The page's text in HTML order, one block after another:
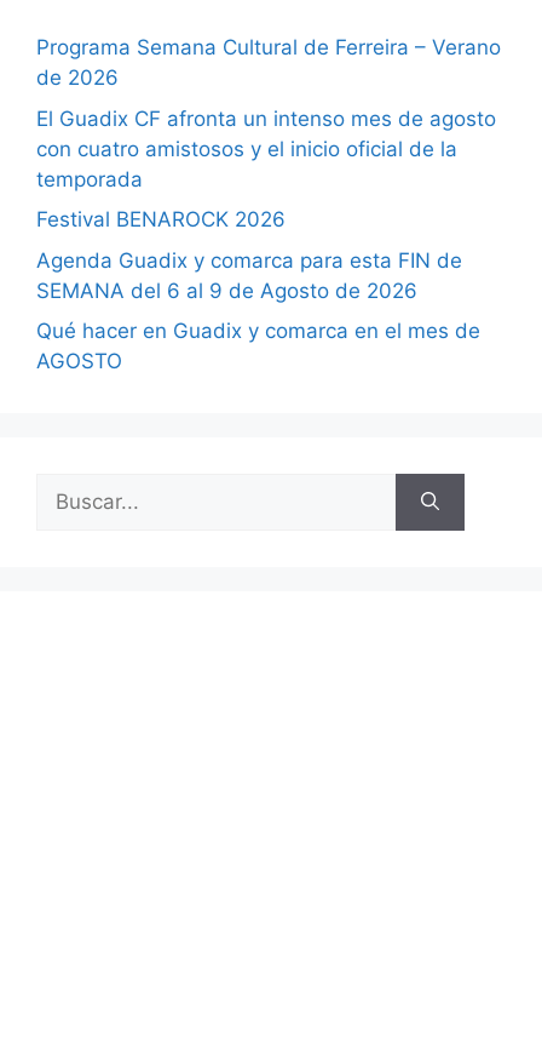
Programa Semana Cultural de Ferreira – Verano
de 2026
El Guadix CF afronta un intenso mes de agosto
con cuatro amistosos y el inicio oficial de la
temporada
Festival BENAROCK 2026
Agenda Guadix y comarca para esta FIN de
SEMANA del 6 al 9 de Agosto de 2026
Qué hacer en Guadix y comarca en el mes de
AGOSTO
Buscar: